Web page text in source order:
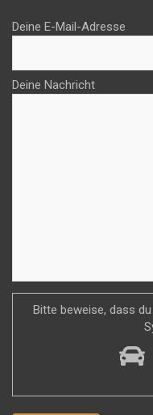
Deine E-Mail-Adresse
Deine Nachricht
Bitte beweise, dass